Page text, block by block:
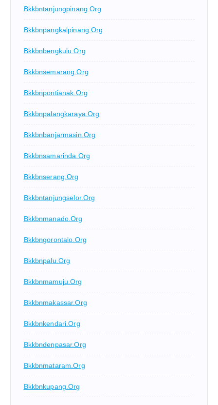
Bkkbntanjungpinang.org
Bkkbnpangkalpinang.org
Bkkbnbengkulu.org
Bkkbnsemarang.org
Bkkbnpontianak.org
Bkkbnpalangkaraya.org
Bkkbnbanjarmasin.org
Bkkbnsamarinda.org
Bkkbnserang.org
Bkkbntanjungselor.org
Bkkbnmanado.org
Bkkbngorontalo.org
Bkkbnpalu.org
Bkkbnmamuju.org
Bkkbnmakassar.org
Bkkbnkendari.org
Bkkbndenpasar.org
Bkkbnmataram.org
Bkkbnkupang.org